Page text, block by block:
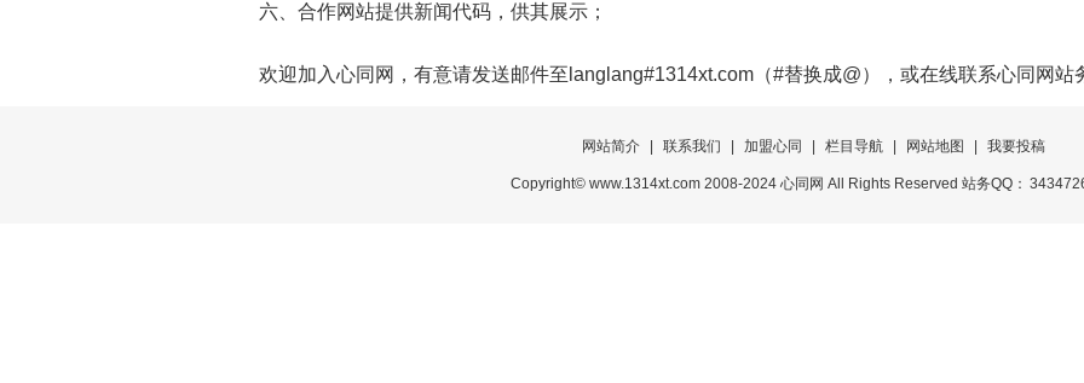
六、合作网站提供新闻代码，供其展示；
欢迎加入心同网，有意请发送邮件至langlang#1314xt.com（#替换成@），或在线联系心同网站
网站简介 联系我们 加盟心同 栏目导航 网站地图 我要投稿
Copyright© www.1314xt.com 2008-2024 心同网 All Rights Reserved 站务QQ：